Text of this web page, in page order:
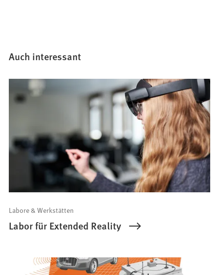
Auch interessant
Labore & Werkstätten
Labor für Extended Reality